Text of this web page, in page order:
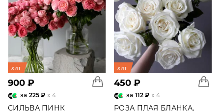
хит
900 ₽
за 225 ₽ x 4
СИЛЬВА ПИНК
хит
450 ₽
за 112 ₽ x 4
РОЗА ПЛАЯ БЛАНКА,